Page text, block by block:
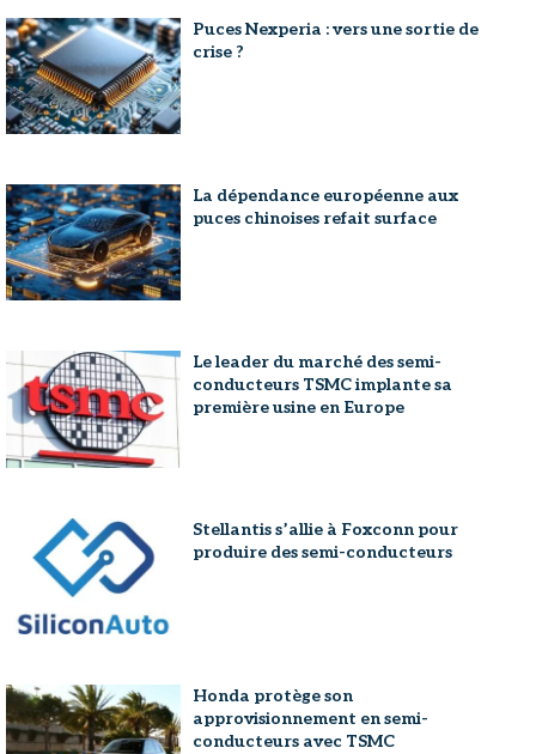
Puces Nexperia : vers une sortie de
crise ?
La dépendance européenne aux
puces chinoises refait surface
Le leader du marché des semi-
conducteurs TSMC implante sa
première usine en Europe
Stellantis s’allie à Foxconn pour
produire des semi-conducteurs
Honda protège son
approvisionnement en semi-
conducteurs avec TSMC